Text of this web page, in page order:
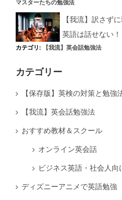
マスターたちの勉強法
【我流】訳さず
英語は話せない！
カテゴリ: 【我流】英会話勉強法
カテゴリー
【保存版】英検の対策と勉強
【我流】英会話勉強法
おすすめ教材＆スクール
オンライン英会話
ビジネス英語・社会人向
ディズニーアニメで英語勉強